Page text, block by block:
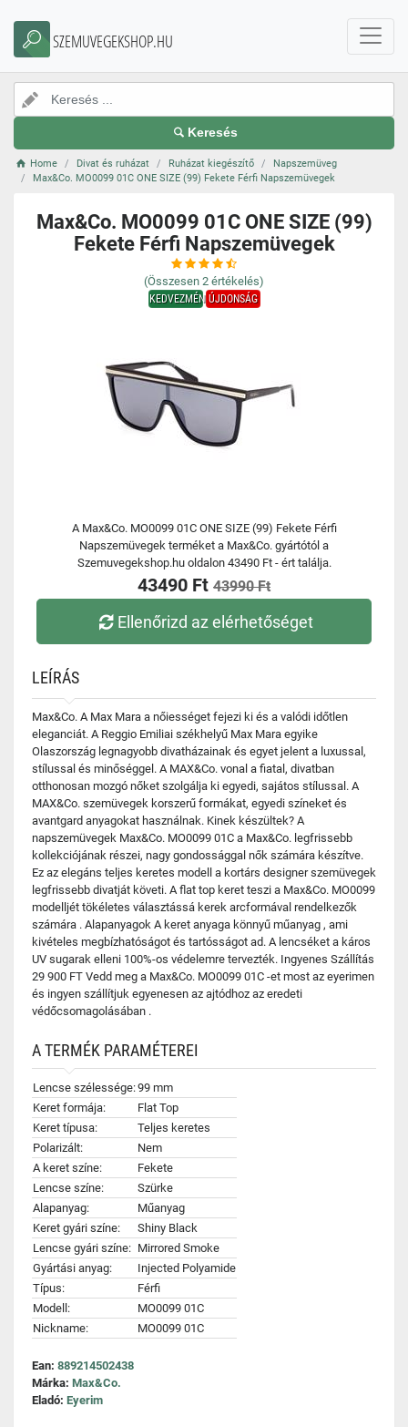
SZEMUVEGEKSHOP.HU
Keresés
Home Divat és ruházat Ruházat kiegészítő
Napszemüveg
Max&Co. MO0099 01C ONE SIZE (99) Fekete Férfi Napszemüvegek
Max&Co. MO0099 01C ONE SIZE (99)
Fekete Férfi Napszemüvegek
(Összesen 2 értékelés)
KEDVEZMÉNYÚJDONSÁG
A Max&Co. MO0099 01C ONE SIZE (99) Fekete Férfi
Napszemüvegek terméket a Max&Co. gyártótól a
Szemuvegekshop.hu oldalon 43490 Ft - ért találja.
43490 Ft 43990 Ft
Ellenőrizd az elérhetőséget
LEÍRÁS
Max&Co. A Max Mara a nőiességet fejezi ki és a valódi időtlen
eleganciát. A Reggio Emiliai székhelyű Max Mara egyike
Olaszország legnagyobb divatházainak és egyet jelent a luxussal,
stílussal és minőséggel. A MAX&Co. vonal a fiatal, divatban
otthonosan mozgó nőket szolgálja ki egyedi, sajátos stílussal. A
MAX&Co. szemüvegek korszerű formákat, egyedi színeket és
avantgard anyagokat használnak. Kinek készültek? A
napszemüvegek Max&Co. MO0099 01C a Max&Co. legfrissebb
kollekciójának részei, nagy gondossággal nők számára készítve.
Ez az elegáns teljes keretes modell a kortárs designer szemüvegek
legfrissebb divatját követi. A flat top keret teszi a Max&Co. MO0099
modelljét tökéletes választássá kerek arcformával rendelkezők
számára . Alapanyagok A keret anyaga könnyű műanyag , ami
kivételes megbízhatóságot és tartósságot ad. A lencséket a káros
UV sugarak elleni 100%-os védelemre tervezték. Ingyenes Szállítás
29 900 FT Vedd meg a Max&Co. MO0099 01C -et most az eyerimen
és ingyen szállítjuk egyenesen az ajtódhoz az eredeti
védőcsomagolásában .
A TERMÉK PARAMÉTEREI
Lencse szélessége:99 mm
Keret formája:
Flat Top
Keret típusa:
Teljes keretes
Polarizált:
Nem
A keret színe:
Fekete
Lencse színe:
Szürke
Alapanyag:
Műanyag
Keret gyári színe:
Shiny Black
Lencse gyári színe: Mirrored Smoke
Gyártási anyag:
Injected Polyamide
Típus:
Férfi
Modell:
MO0099 01C
Nickname:
MO0099 01C
Ean: 889214502438
Márka: Max&Co.
Eladó: Eyerim